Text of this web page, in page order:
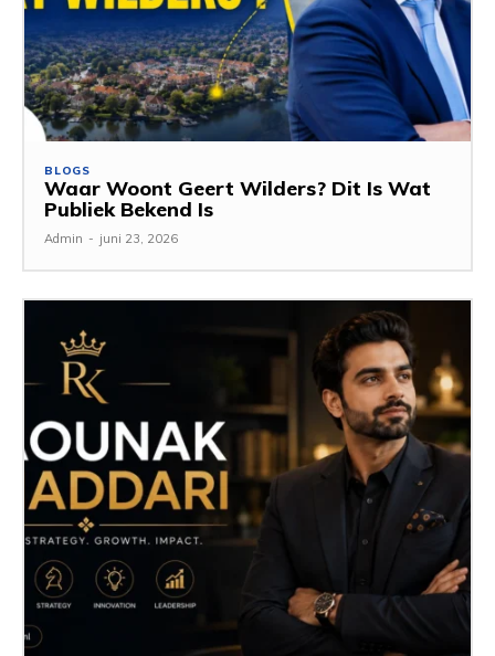
BLOGS
Waar Woont Geert Wilders? Dit Is Wat
Publiek Bekend Is
Admin - juni 23, 2026